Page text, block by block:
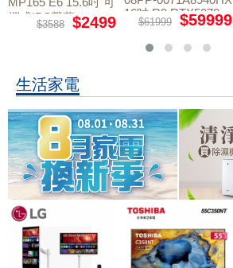
攜式IPS螢幕
$3588 $2499
16吋 R9 RTX5070
電競筆電
$61999 $59999
生活家電